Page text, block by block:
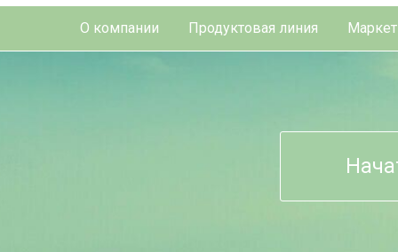
О компании Продуктовая линия